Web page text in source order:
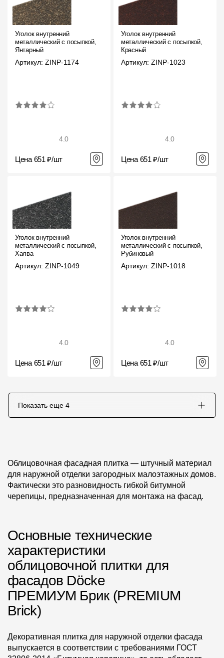
Уголок внутренний
металлический с посыпкой,
Янтарный
Артикул: ZINP-1174
4.0
Цена 651 ₽/шт
Уголок внутренний
металлический с посыпкой,
Красный
Артикул: ZINP-1023
4.0
Цена 651 ₽/шт
Уголок внутренний
металлический с посыпкой,
Халва
Артикул: ZINP-1049
4.0
Цена 651 ₽/шт
Уголок внутренний
металлический с посыпкой,
Рубиновый
Артикул: ZINP-1018
4.0
Цена 651 ₽/шт
Показать еще 4
Облицовочная фасадная плитка — штучный материал
для наружной отделки загородных малоэтажных домов.
Фактически это разновидность гибкой битумной
черепицы, предназначенная для монтажа на фасад.
Основные технические
характеристики
облицовочной плитки для
фасадов Dӧcke
ПРЕМИУМ Брик (PREMIUM
Brick)
Декоративная плитка для наружной отделки фасада
выпускается в соответствии с требованиями ГОСТ